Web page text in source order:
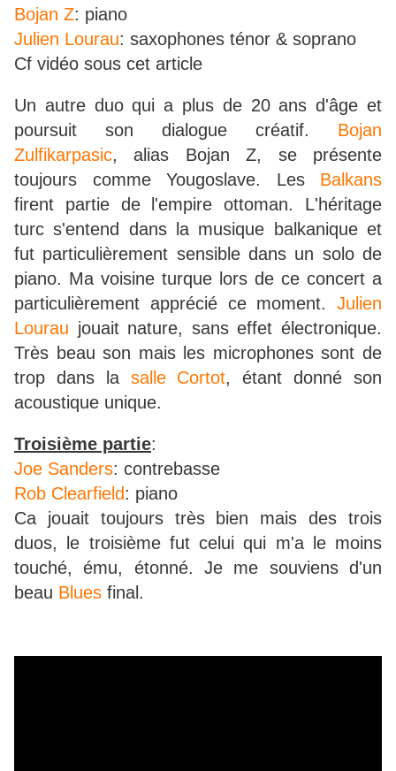
Bojan Z: piano
Julien Lourau: saxophones ténor & soprano
Cf vidéo sous cet article
Un autre duo qui a plus de 20 ans d'âge et
poursuit son dialogue créatif. Bojan
Zulfikarpasic, alias Bojan Z, se présente
toujours comme Yougoslave. Les Balkans
firent partie de l'empire ottoman. L'héritage
turc s'entend dans la musique balkanique et
fut particulièrement sensible dans un solo de
piano. Ma voisine turque lors de ce concert a
particulièrement apprécié ce moment. Julien
Lourau jouait nature, sans effet électronique.
Très beau son mais les microphones sont de
trop dans la salle Cortot, étant donné son
acoustique unique.
Troisième partie:
Joe Sanders: contrebasse
Rob Clearfield: piano
Ca jouait toujours très bien mais des trois
duos, le troisième fut celui qui m'a le moins
touché, ému, étonné. Je me souviens d'un
beau Blues final.